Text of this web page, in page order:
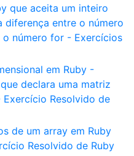
que aceita um inteiro
diferença entre o número
o número for - Exercícios
em Ruby -
declara uma matriz
Resolvido de
de um array em Ruby
Resolvido de Ruby